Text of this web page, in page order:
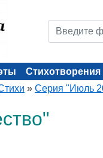
Стихотворения
» Серия "Июль